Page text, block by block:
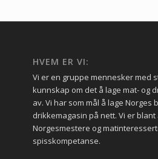
HVEM ER VI:
Vi er en gruppe mennesker med
kunnskap om det å lage mat- og
av. Vi har som mål å lage Norges
drikkemagasin på nett. Vi er
Norgesmestere og
spisskompetanse.